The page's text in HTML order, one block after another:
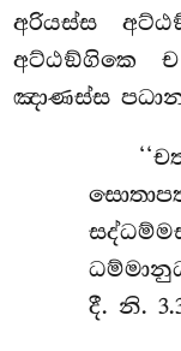
අරියස්ස
අට්ඨඞ්ගිකෙ ච
ඤාණස්ස
දී. නි.